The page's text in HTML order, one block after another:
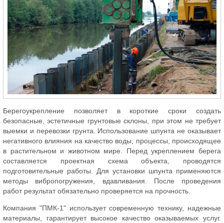
Берегоукрепление позволяет в короткие сроки создать
безопасные, эстетичные грунтовые склоны, при этом не требует
выемки и перевозки грунта. Использование шпунта не оказывает
негативного влияния на качество воды, процессы, происходящее
в растительном и животном мире. Перед укреплением берега
составляется проектная схема объекта, проводятся
подготовительные работы. Для установки шпунта применяются
методы вибропогружения, вдавливания. После проведения
работ результат обязательно проверяется на прочность.
Компания "ПМК-1" использует современную технику, надежные
материалы, гарантирует высокое качество оказываемых услуг.